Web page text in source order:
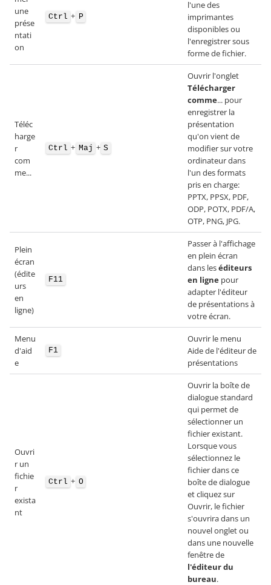
une
prése
ntati
on
Ctrl + P
l'une des
imprimantes
disponibles ou
l'enregistrer sous
forme de fichier.
Téléc
harge
r
com
me...
Ctrl + Maj + S
Ouvrir l'onglet
Télécharger
comme... pour
enregistrer la
présentation
qu'on vient de
modifier sur votre
ordinateur dans
l'un des formats
pris en charge:
PPTX, PPSX, PDF,
ODP, POTX, PDF/A,
OTP, PNG, JPG.
Plein
écran
(édite
urs
en
ligne)
F11
Passer à l'affichage
en plein écran
dans leséditeurs
en ligne pour
adapter l'éditeur
de présentations à
votre écran.
Menu
d'aid
e
F1
Ouvrir le menu
Aide de l'éditeur de
présentations
Ouvri
r un
fichie
r
exista
nt
Ctrl + O
Ouvrir la boîte de
dialogue standard
qui permet de
sélectionner un
fichier existant.
Lorsque vous
sélectionnez le
fichier dans ce
boîte de dialogue
et cliquez sur
Ouvrir, le fichier
s'ouvrira dans un
nouvel onglet ou
dans une nouvelle
fenêtre de
l'éditeur du
bureau.